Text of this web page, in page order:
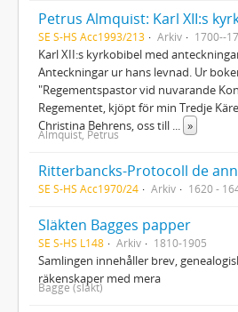
Petrus Almquist: Karl XII:s
SE S-HS Acc1993/213 Arkiv 1700--
Karl XII:s kyrkobibel med
Anteckningar ur hans levnad. Ur
"Regementspastor vid nuvarande
Regementet, kjöpt för min Tredje
Christina Behrens, oss till
»
Almquist, Petrus
SE S-HS Acc1970/24 Arkiv 1620 -
Släkten Bagges papper
SE S-HS L148 Arkiv 1810-1905
Samlingen innehåller brev,
räkenskaper med mera
Bagge (släkt)